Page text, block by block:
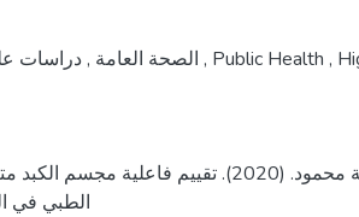
الصحة العامة ,دراسات , Public Health ,
مخامرة، أسامة محمود. (2020). تقييم فاعلية
الطبي